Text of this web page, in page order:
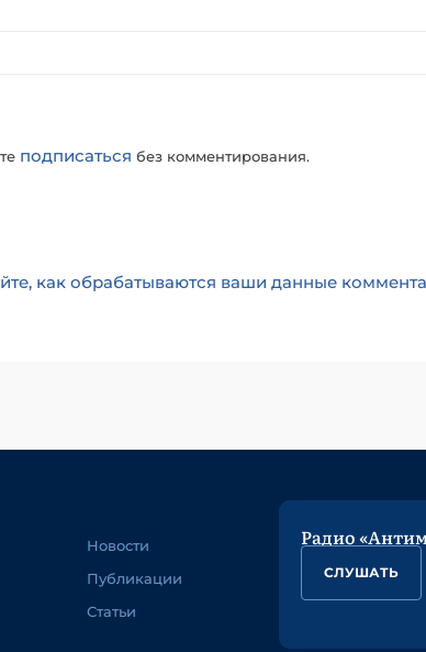
подписаться без комментирования.
как обрабатываются ваши данные
Новости
Публикации
Статьи
Радио
СЛУШАТЬ